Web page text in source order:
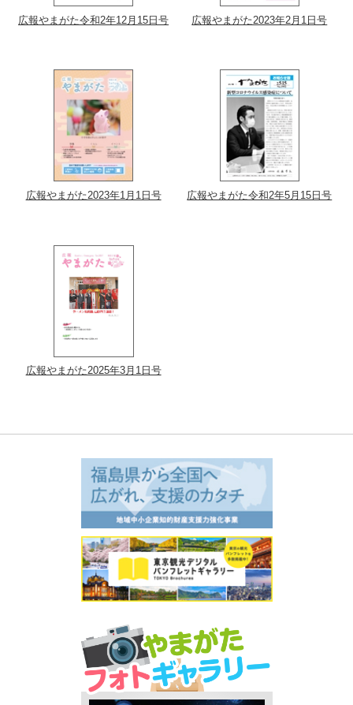
広報やまがた令和2年12月15日号 広報やまがた2023年2月1日号
広報やまがた2023年1月1日号 広報やまがた令和2年5月15日号
広報やまがた2025年3月1日号